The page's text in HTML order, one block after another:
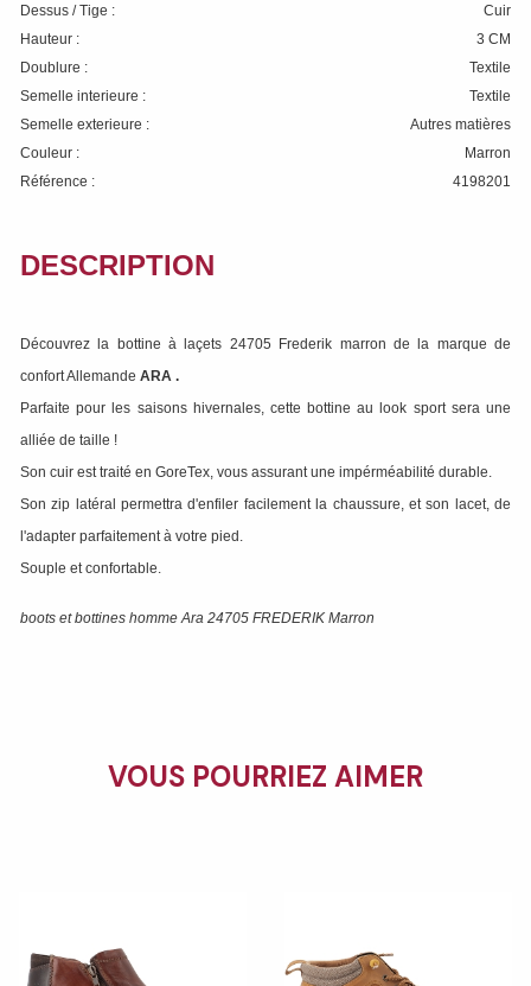
Dessus / Tige :
Cuir
Hauteur :
3 CM
Doublure :
Textile
Semelle interieure :
Textile
Semelle exterieure :
Autres matières
Couleur :
Marron
Référence :
4198201
DESCRIPTION
Découvrez la bottine à laçets 24705 Frederik marron de la marque de
confort Allemande ARA .
Parfaite pour les saisons hivernales, cette bottine au look sport sera une
alliée de taille !
Son cuir est traité en GoreTex, vous assurant une impérméabilité durable.
Son zip latéral permettra d'enfiler facilement la chaussure, et son lacet, de
l'adapter parfaitement à votre pied.
Souple et confortable.
boots et bottines homme Ara 24705 FREDERIK Marron
VOUS POURRIEZ AIMER